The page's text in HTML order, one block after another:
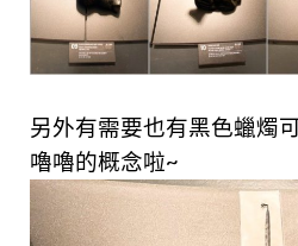
另外有需要也有黑色蠟燭
嚕嚕的概念啦~